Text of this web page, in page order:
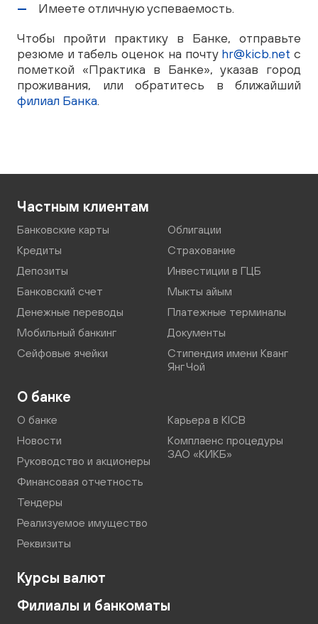
Имеете отличную успеваемость.
Чтобы пройти практику в Банке, отправьте
резюме и табель оценок на почту hr@kicb.net с
пометкой «Практика в Банке», указав город
проживания, или обратитесь в ближайший
филиал Банка.
Частным клиентам
Банковские карты
Кредиты
Депозиты
Банковский счет
Денежные переводы
Мобильный банкинг
Сейфовые ячейки
Облигации
Страхование
Инвестиции в ГЦБ
Мыкты айым
Платежные терминалы
Документы
Стипендия имени Кванг
Янг Чой
О банке
О банке
Новости
Руководство и акционеры
Финансовая отчетность
Тендеры
Реализуемое имущество
Реквизиты
Карьера в KICB
Комплаенс процедуры
ЗАО «КИКБ»
Курсы валют
Филиалы и банкоматы